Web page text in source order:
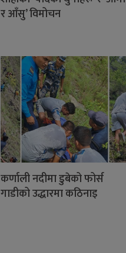
र आँसु’ विमोचन
कर्णाली नदीमा डुबेको फोर्स
गाडीको उद्धारमा कठिनाइ